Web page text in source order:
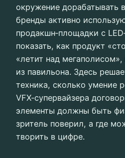
окружение дорабатывать
бренды активно
продакшн‑площадки с
показать, как продукт
«летит над
из павильона. Здесь
техника, сколько умение
VFX‑супервайзера
элементы должны быть
зритель поверил, а где
творить в цифре.